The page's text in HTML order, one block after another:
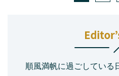
順風満帆に過ごしている